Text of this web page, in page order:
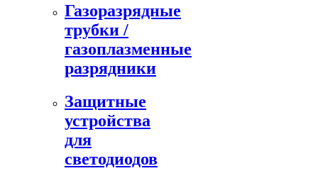
Газоразрядные
трубки /
газоплазменные
разрядники
Защитные
устройства
для
светодиодов